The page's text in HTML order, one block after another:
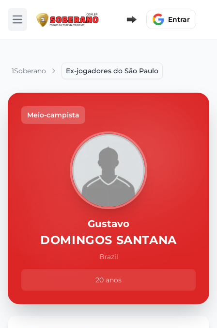
Abrir menu Entrar
1Soberano Ex-jogadores do São Paulo
Meio-campista
Gustavo
DOMINGOS SANTANA
Brazil
20 anos